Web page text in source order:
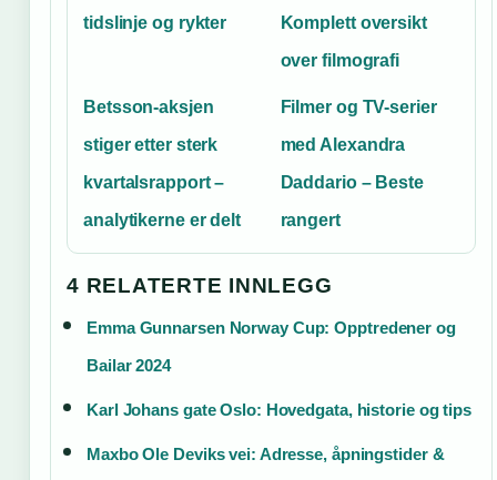
tidslinje og rykter
Komplett oversikt
over filmografi
Betsson-aksjen
stiger etter sterk
kvartalsrapport –
analytikerne er delt
Filmer og TV-serier
med Alexandra
Daddario – Beste
rangert
4 RELATERTE INNLEGG
Emma Gunnarsen Norway Cup: Opptredener og
Bailar 2024
Karl Johans gate Oslo: Hovedgata, historie og tips
Maxbo Ole Deviks vei: Adresse, åpningstider &